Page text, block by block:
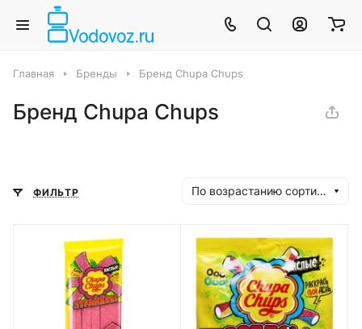
Главная Бренды Бренд Chupa Chups
Бренд Chupa Chups
ФИЛЬТР По возрастанию сортировки